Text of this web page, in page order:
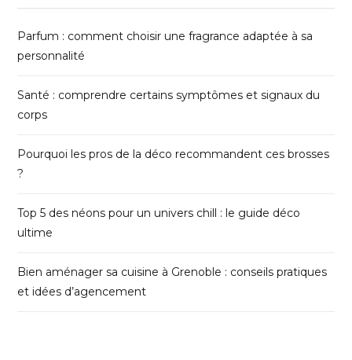
Parfum : comment choisir une fragrance adaptée à sa
personnalité
Santé : comprendre certains symptômes et signaux du
corps
Pourquoi les pros de la déco recommandent ces brosses
?
Top 5 des néons pour un univers chill : le guide déco
ultime
Bien aménager sa cuisine à Grenoble : conseils pratiques
et idées d’agencement